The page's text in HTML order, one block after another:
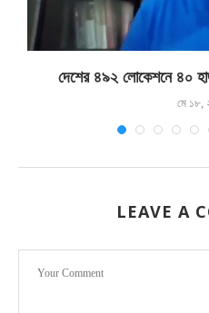
দেশের ৪৯২ লোকেশনে ৪০
মে ১৮,
LEAVE A